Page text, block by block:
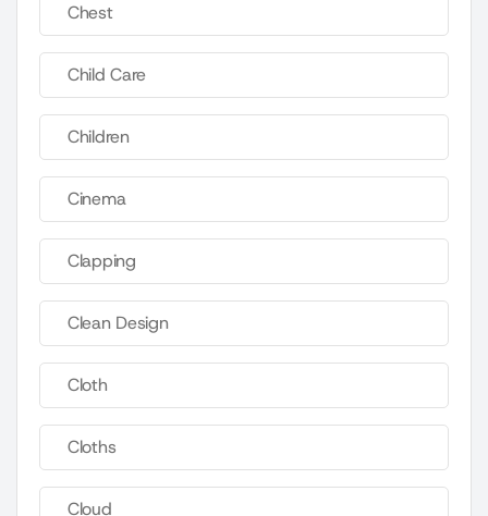
Chest
Child Care
Children
Cinema
Clapping
Clean Design
Cloth
Cloths
Cloud